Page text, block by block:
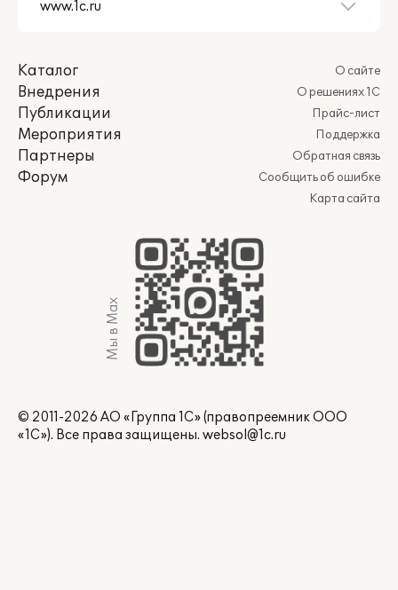
Каталог
Внедрения
Публикации
Мероприятия
Партнеры
Форум
О сайте
О решениях 1С
Прайс-лист
Поддержка
Обратная связь
Сообщить об ошибке
Карта сайта
Мы в Max
© 2011-2026 АО «Группа 1С» (правопреемник ООО
«1С»). Все права защищены. websol@1c.ru